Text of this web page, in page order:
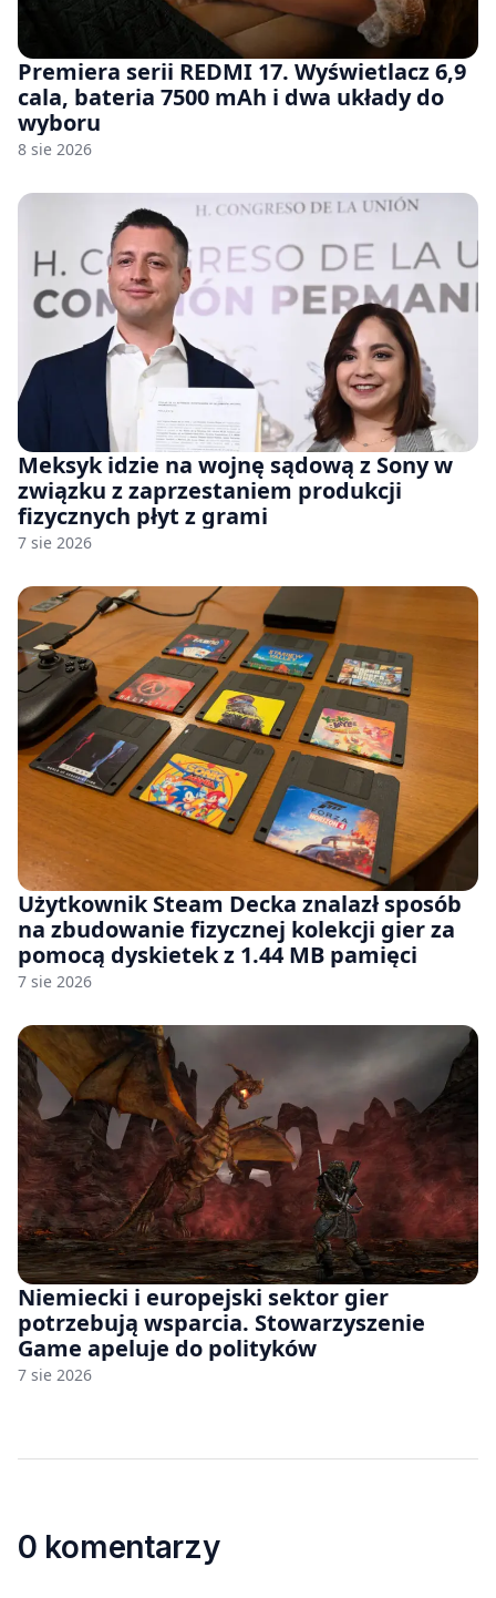
Premiera serii REDMI 17. Wyświetlacz 6,9
cala, bateria 7500 mAh i dwa układy do
wyboru
8 sie 2026
Meksyk idzie na wojnę sądową z Sony w
związku z zaprzestaniem produkcji
fizycznych płyt z grami
7 sie 2026
Użytkownik Steam Decka znalazł sposób
na zbudowanie fizycznej kolekcji gier za
pomocą dyskietek z 1.44 MB pamięci
7 sie 2026
Niemiecki i europejski sektor gier
potrzebują wsparcia. Stowarzyszenie
Game apeluje do polityków
7 sie 2026
0 komentarzy